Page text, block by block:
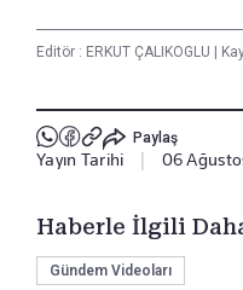
Editör : ERKUT ÇALIKOGLU |
Paylaş
Yayın Tarihi 06
Haberle İlgili
Gündem Videoları